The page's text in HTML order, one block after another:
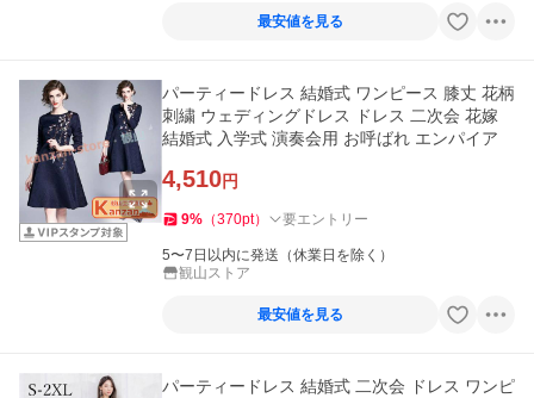
最安値を見る
パーティードレス 結婚式 ワンピース 膝丈 花柄
刺繍 ウェディングドレス ドレス 二次会 花嫁
結婚式 入学式 演奏会用 お呼ばれ エンパイア
4,510円
9% （370pt） 要エントリー
5〜7日以内に発送（休業日を除く）
観山ストア
最安値を見る
パーティードレス 結婚式 二次会 ドレス ワンピ